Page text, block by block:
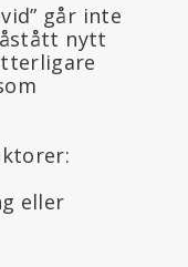
går inte
nytt
eller